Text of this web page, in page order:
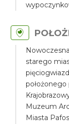
starego
Muzeum
Miasta